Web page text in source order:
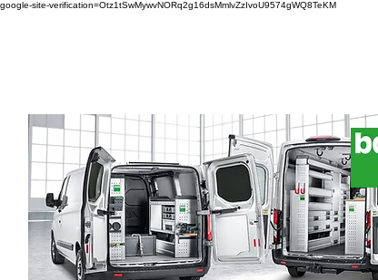
google-site-verification=Otz1tSwMywvNORq2g16dsMmlvZzIvoU9574gWQ8TeKM